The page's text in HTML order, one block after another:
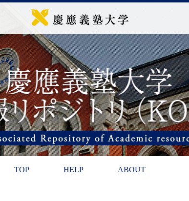
TOP HELP ABOUT